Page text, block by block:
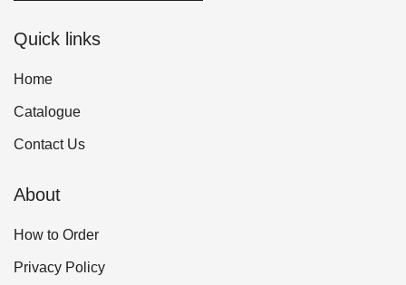
Quick links
Home
Catalogue
Contact Us
About
How to Order
Privacy Policy